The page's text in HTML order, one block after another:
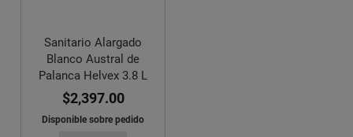
Sanitario Alargado
Blanco Austral de
Palanca Helvex 3.8 L
$2,397.00
Disponible sobre pedido